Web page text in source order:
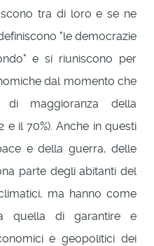
tra di loro e se ne
"le democrazie
e si riuniscono per
dal momento che
maggioranza della
e il 70%). Anche in questi
e della guerra, delle
parte degli abitanti del
ma hanno come
quella di garantire e
e geopolitici dei